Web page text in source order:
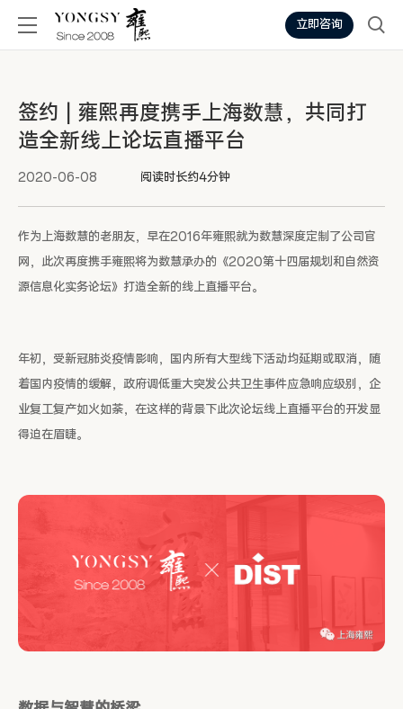
立即咨询
签约 | 雍熙再度携手上海数慧，共同打
造全新线上论坛直播平台
2020-06-08 阅读时长约4分钟
作为上海数慧的老朋友，早在2016年雍熙就为数慧深度定制了公司官
网，此次再度携手雍熙将为数慧承办的《2020第十四届规划和自然资
源信息化实务论坛》打造全新的线上直播平台。
年初，受新冠肺炎疫情影响，国内所有大型线下活动均延期或取消，随
着国内疫情的缓解，政府调低重大突发公共卫生事件应急响应级别，企
业复工复产如火如荼，在这样的背景下此次论坛线上直播平台的开发显
得迫在眉睫。